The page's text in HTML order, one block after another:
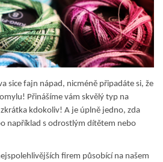
sice fajn nápad, nicméně připadáte si, že
Přinášíme vám skvělý typ na
kdokoliv! A je úplně jedno, zda
například s odrostlým dítětem nebo
firem působící na našem